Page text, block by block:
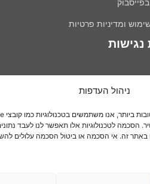
ניהול העדפות
הסכמה לטכנולוגיות אלו תאפשר לנו לעבד
באתר זה. אי הסכמה או ביטול הסכמה עלולים
ומדיניות פרטיות